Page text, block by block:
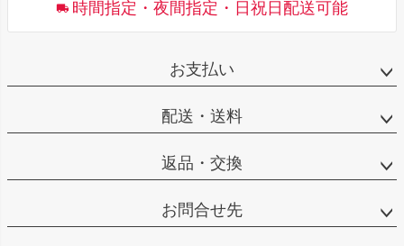
時間指定・夜間指定・日祝日配送可能
お支払い
配送・送料
返品・交換
お問合せ先